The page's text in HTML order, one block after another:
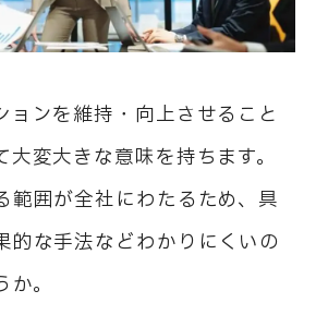
ョンを維持・向上させること
変大きな意味を持ちます。
範囲が全社にわたるため、具
的な手法などわかりにくいの
。